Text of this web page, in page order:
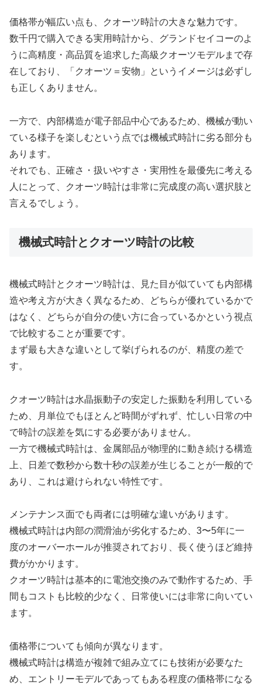
価格帯が幅広い点も、クオーツ時計の大きな魅力です。
数千円で購入できる実用時計から、グランドセイコーのよ
うに高精度・高品質を追求した高級クオーツモデルまで存
在しており、「クオーツ＝安物」というイメージは必ずし
も正しくありません。
一方で、内部構造が電子部品中心であるため、機械が動い
ている様子を楽しむという点では機械式時計に劣る部分も
あります。
それでも、正確さ・扱いやすさ・実用性を最優先に考える
人にとって、クオーツ時計は非常に完成度の高い選択肢と
言えるでしょう。
機械式時計とクオーツ時計の比較
機械式時計とクオーツ時計は、見た目が似ていても内部構
造や考え方が大きく異なるため、どちらが優れているかで
はなく、どちらが自分の使い方に合っているかという視点
で比較することが重要です。
まず最も大きな違いとして挙げられるのが、精度の差で
す。
クオーツ時計は水晶振動子の安定した振動を利用している
ため、月単位でもほとんど時間がずれず、忙しい日常の中
で時計の誤差を気にする必要がありません。
一方で機械式時計は、金属部品が物理的に動き続ける構造
上、日差で数秒から数十秒の誤差が生じることが一般的で
あり、これは避けられない特性です。
メンテナンス面でも両者には明確な違いがあります。
機械式時計は内部の潤滑油が劣化するため、3〜5年に一
度のオーバーホールが推奨されており、長く使うほど維持
費がかかります。
クオーツ時計は基本的に電池交換のみで動作するため、手
間もコストも比較的少なく、日常使いには非常に向いてい
ます。
価格帯についても傾向が異なります。
機械式時計は構造が複雑で組み立てにも技術が必要なた
め、エントリーモデルであってもある程度の価格帯になる